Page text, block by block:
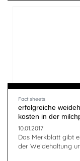
Fact sheets
erfolgreiche
kosten in der
10.01.2017
Das Merkblatt gibt
der Weidehaltung